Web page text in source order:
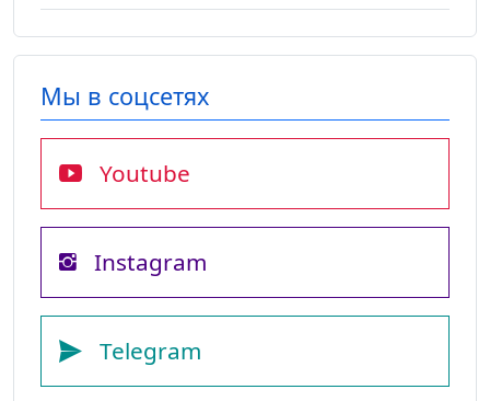
Мы в соцсетях
Youtube
Instagram
Telegram